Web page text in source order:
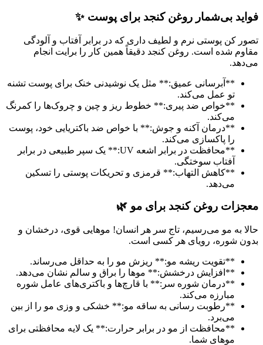
فواید بی‌شمار روغن کنجد برای پوست ✨
تصور کن پوستی نرم و لطیف داری که در برابر آفتاب و آلودگی
مقاوم شده است. روغن کنجد دقیقاً همین کار را برایت انجام
می‌دهد.
**آبرسانی عمیق:** مثل یک نوشیدنی خنک برای پوست تشنه
تو عمل می‌کند.
**خواص ضد پیری:** خطوط ریز و چین و چروک‌ها را کمرنگ
می‌کند.
**درمان آکنه و جوش:** با خواص ضد باکتریایی خود، پوست
را پاکسازی می‌کند.
**محافظت در برابر اشعه UV:** یک سپر طبیعی در برابر
آفتاب سوختگی.
**کاهش التهاب:** قرمزی و تحریکات پوستی را تسکین
می‌دهد.
معجزات روغن کنجد برای مو 🌿
حالا به مو می‌رسیم، تاج سر هر انسان! موهایی قوی، درخشان و
بدون شوره، رویای هر کسی است.
**تقویت ریشه مو:** ریزش مو را به حداقل می‌رساند.
**افزایش درخشش:** موها را براق و سالم نشان می‌دهد.
**درمان شوره سر:** با قارچ‌ها و باکتری‌های عامل شوره
مبارزه می‌کند.
**رطوبت رسانی به ساقه مو:** خشکی و وزی مو را از بین
می‌برد.
**محافظت از مو در برابر حرارت:** یک لایه محافظتی برای
موهای شما.